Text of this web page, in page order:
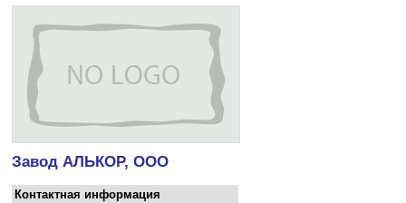
Завод АЛЬКОР, ООО
Контактная информация